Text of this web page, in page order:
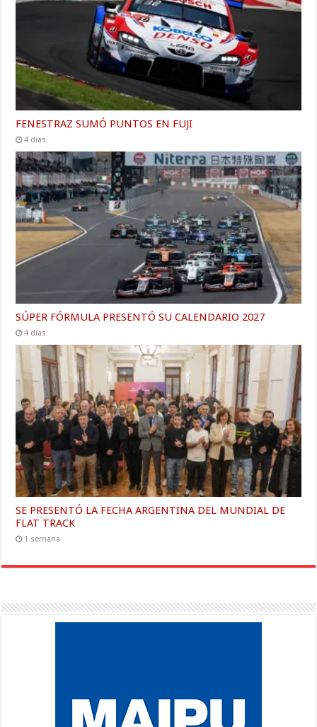
FENESTRAZ SUMÓ PUNTOS EN FUJI
4 días
SÚPER FÓRMULA PRESENTÓ SU CALENDARIO 2027
4 días
SE PRESENTÓ LA FECHA ARGENTINA DEL MUNDIAL DE
FLAT TRACK
1 semana